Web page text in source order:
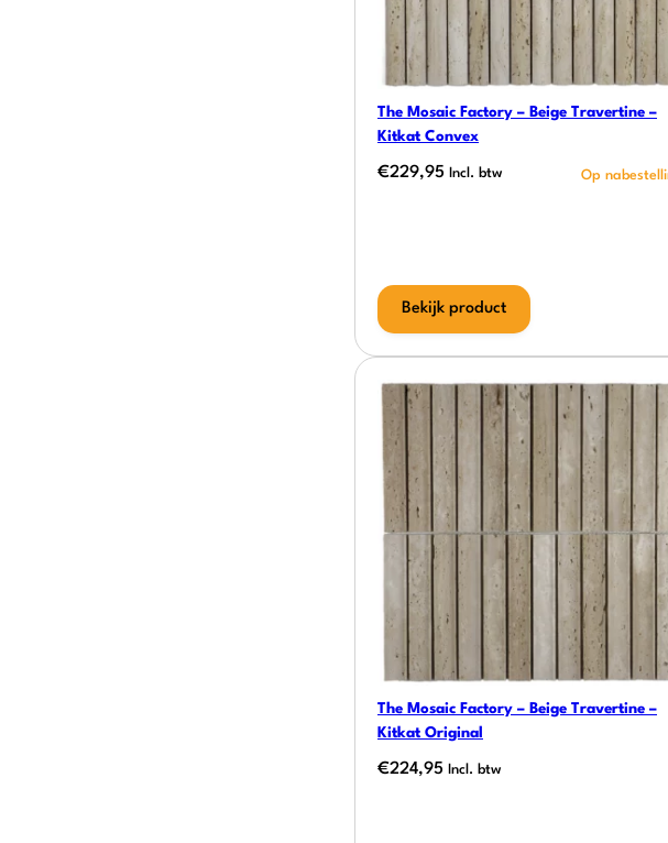
The Mosaic Factory – Beige Travertine –
Kitkat Convex
€229,95 Incl. btw
Bekijk product
The Mosaic Factory – Beige Travertine –
Kitkat Original
€224,95 Incl. btw